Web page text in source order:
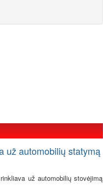
už automobilių statymą
už automobilių stovėjimą